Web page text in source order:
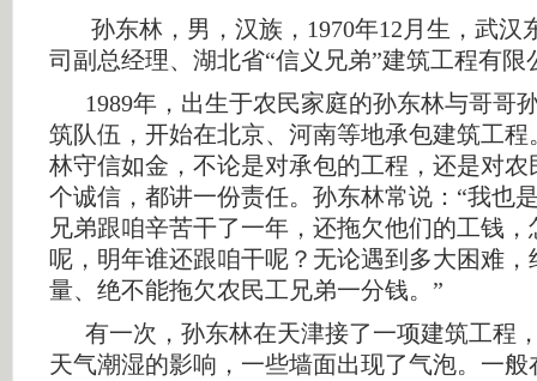
孙东林，男，汉族，1970年12月生，武汉
司副总经理、湖北省“信义兄弟”建筑工程有限
1989年，出生于农民家庭的孙东林与哥哥
筑队伍，开始在北京、河南等地承包建筑工程
林守信如金，不论是对承包的工程，还是对
个诚信，都讲一份责任。孙东林常说：“我也
兄弟跟咱辛苦干了一年，还拖欠他们的工钱
呢，明年谁还跟咱干呢？无论遇到多大困难
量、绝不能拖欠农民工兄弟一分钱。”
有一次，孙东林在天津接了一项建筑工程
天气潮湿的影响，一些墙面出现了气泡。一